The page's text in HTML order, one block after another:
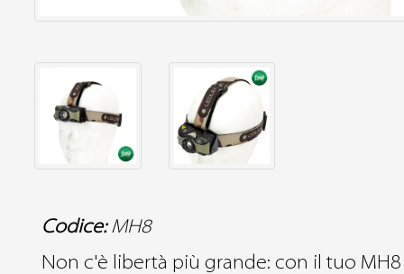
Codice:MH8
Non c'è libertà più grande: con il tuo